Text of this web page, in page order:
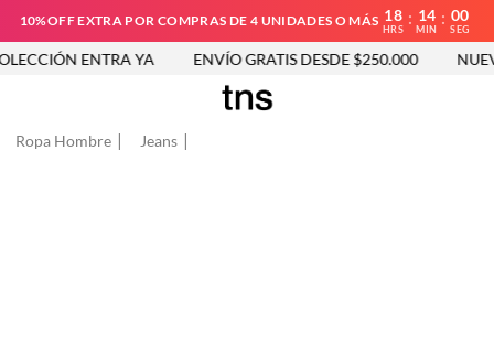
10%OFF EXTRA POR COMPRAS DE 4 UNIDADES O MÁS 18
HRS
: 13
MIN
: 59
SEG
ENTRA YA ENVÍO GRATIS DESDE $250.000
Ropa Hombre Jeans